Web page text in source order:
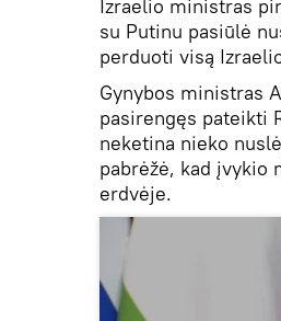
Izraelio ministras
su Putinu pasiūlė
perduoti visą
Gynybos ministras
pasirengęs pateikti
neketina nieko
pabrėžė, kad įvykio
erdvėje.